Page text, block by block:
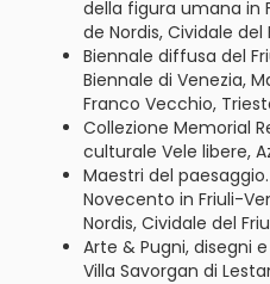
della figura umana in
de Nordis, Cividale del
Biennale diffusa del
Biennale di Venezia,
Franco Vecchio,
Collezione Memorial
culturale Vele libere,
Maestri del
Novecento in Friuli-
Nordis, Cividale del
Arte & Pugni, disegni
Villa Savorgan di